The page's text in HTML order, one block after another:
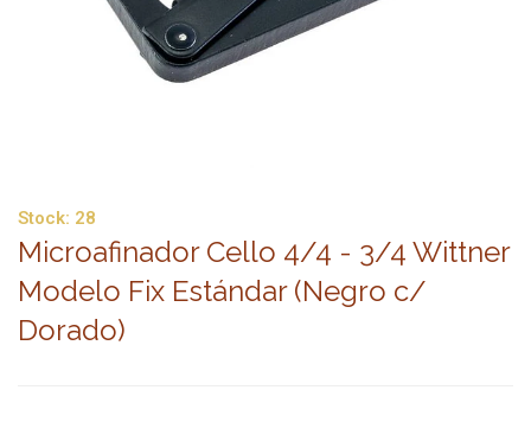
Stock: 28
Microafinador Cello 4/4 - 3/4 Wittner
Modelo Fix Estándar (Negro c/
Dorado)